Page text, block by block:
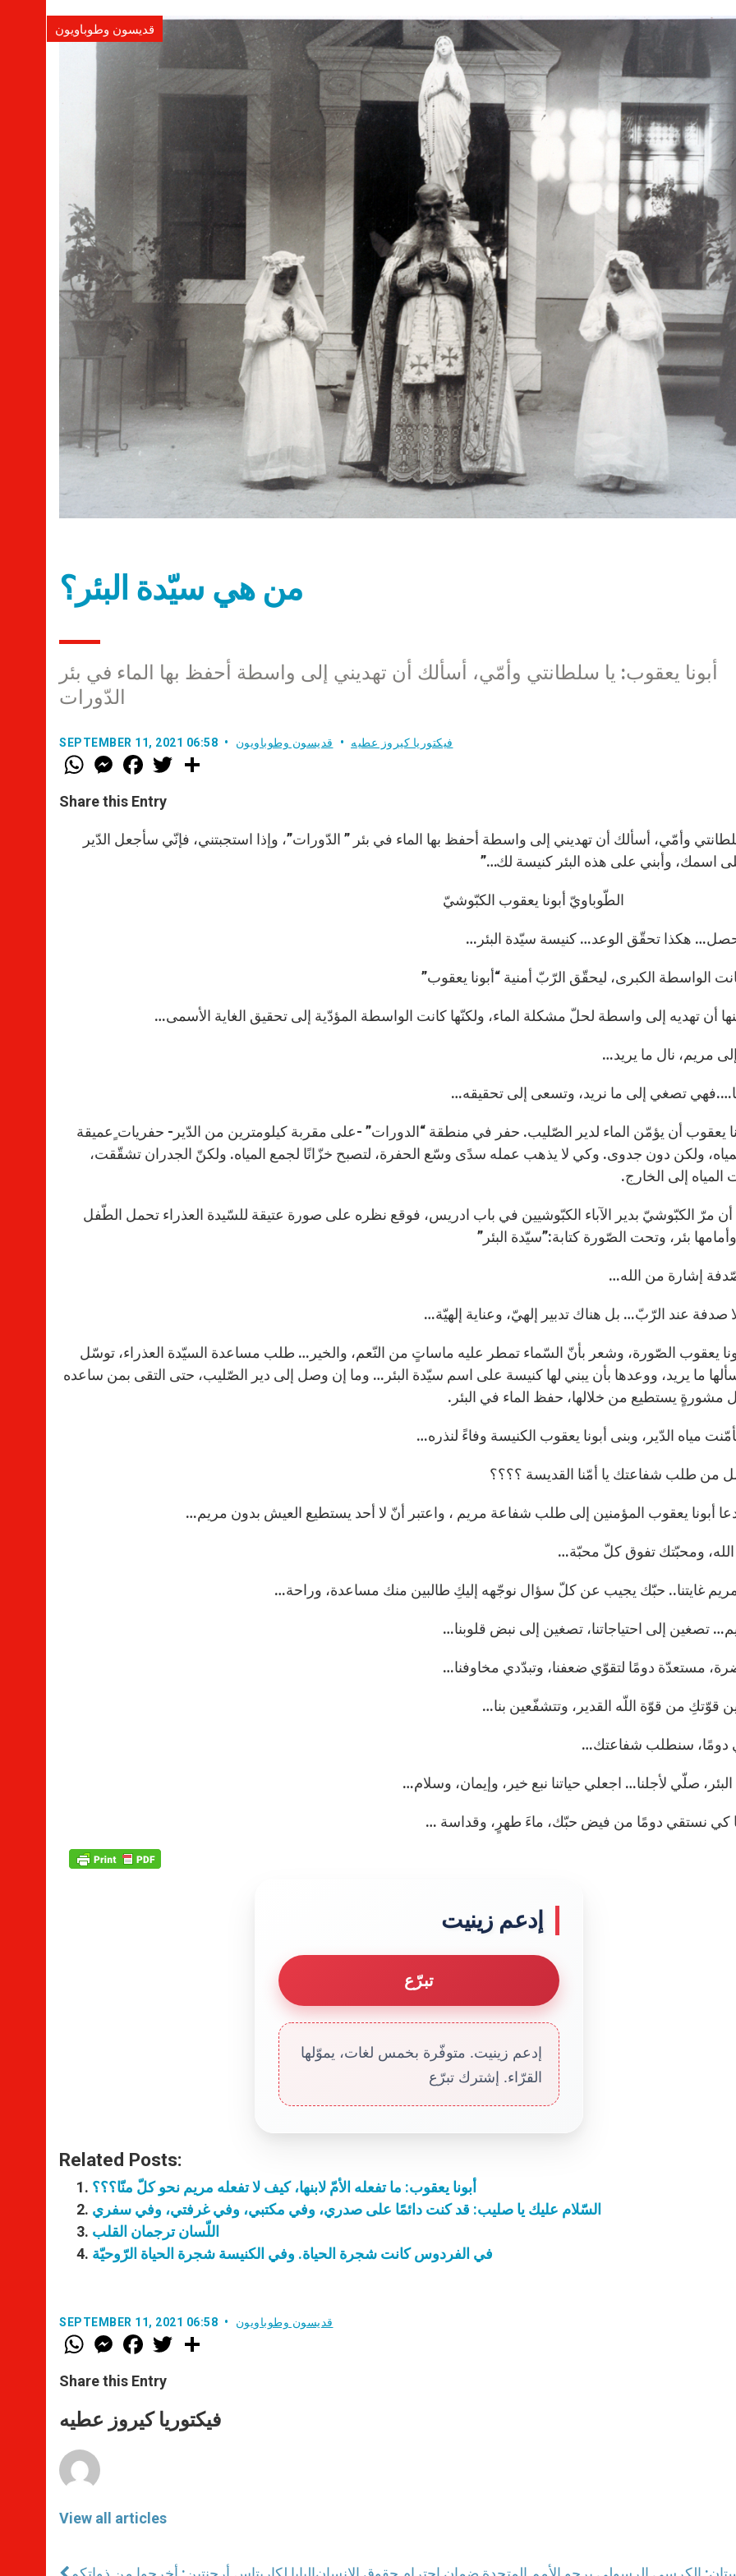
قديسون وطوباويون
من هي سيّدة البئر؟
أبونا يعقوب: يا سلطانتي وأمّي، أسألك أن تهديني إلى واسطة أحفظ بها الماء في بئر
الدّورات
SEPTEMBER 11, 2021 06:58 فيكتوريا كيروز عطيه قديسون وطوباويون
W
h
t
s
p
p
M
e
s
e
g
e
F
a
e
b
o
k
w
r
Share this Entry
وأمّي، أسألك أن تهديني إلى واسطة أحفظ بها الماء في بئر ” الدّورات”، وإذا استجبتني، فإنّي سأجعل الدّير
اسمك، وأبني على هذه البئر كنيسة لك…”
أبونا يعقوب الكبّوشيّ
هكذا تحقّق الوعد… كنيسة سيّدة البئر…
الواسطة الكبرى، ليحقّق الرّبّ أمنية “أبونا يعقوب”
أن تهديه إلى واسطة لحلّ مشكلة الماء، ولكنّها كانت الواسطة المؤدّية إلى تحقيق الغاية الأسمى…
مريم، نال ما يريد…
تصغي إلى ما نريد، وتسعى إلى تحقيقه…
يعقوب أن يؤمّن الماء لدير الصّليب. حفر في منطقة “الدورات” -على مقربة كيلومترين من الدّير- حفريات ٍعميقة
ولكن دون جدوى. وكي لا يذهب عمله سدًى وسّع الحفرة، لتصبح خزّانًا لجمع المياه. ولكنّ الجدران تشقّقت،
المياه إلى الخارج.
مرّ الكبّوشيّ بدير الآباء الكبّوشيين في باب ادريس، فوقع نظره على صورة عتيقة للسّيدة العذراء تحمل الطّفل
بئر، وتحت الصّورة كتابة:”سيّدة البئر”
إشارة من الله…
صدفة عند الرّبّ… بل هناك تدبير إلهيّ، وعناية إلهيّة…
يعقوب الصّورة، وشعر بأنّ السّماء تمطر عليه ماساتٍ من النّعم، والخير… طلب مساعدة السيّدة العذراء، توسّل
ما يريد، ووعدها بأن يبني لها كنيسة على اسم سيّدة البئر… وما إن وصل إلى دير الصّليب، حتى التقى بمن ساعده
مشورةٍ يستطيع من خلالها، حفظ الماء في البئر.
مياه الدّير، وبنى أبونا يعقوب الكنيسة وفاءً لنذره…
من طلب شفاعتك يا أمّنا القديسة ؟؟؟؟
أبونا يعقوب المؤمنين إلى طلب شفاعة مريم ، واعتبر أنّ لا أحد يستطيع العيش بدون مريم…
الله، ومحبّتك تفوق كلّ محبّة…
غايتنا.. حبّك يجيب عن كلّ سؤال نوجّهه إليكِ طالبين منك مساعدة، وراحة…
تصغين إلى احتياجاتنا، تصغين إلى نبض قلوبنا…
مستعدّة دومًا لتقوّي ضعفنا، وتبدّدي مخاوفنا…
قوّتكِ من قوّة اللّه القدير، وتتشفّعين بنا…
دومًا، سنطلب شفاعتك…
صلّي لأجلنا… اجعلي حياتنا نبع خير، وإيمان، وسلام…
كي نستقي دومًا من فيض حبّك، ماءَ طهرٍ، وقداسة …
إدعم زينيت
تبرّع
إدعم زينيت. متوفّرة بخمس لغات، يموّلها
القرّاء. إشترك تبرّع
Related Posts:
أبونا يعقوب: ما تفعله الأمّ لابنها، كيف لا تفعله مريم نحو كلّ منّا؟؟؟
السّلام عليك يا صليب: قد كنت دائمًا على صدري، وفي مكتبي، وفي غرفتي، وفي سفري
اللّسان ترجمان القلب
في الفردوس كانت شجرة الحياة. وفي الكنيسة شجرة الحياة الرّوحيّة
SEPTEMBER 11, 2021 06:58 قديسون وطوباويون
W
h
t
s
p
p
M
e
s
e
g
e
F
a
e
b
o
k
w
r
Share this Entry
فيكتوريا كيروز عطيه
View all articles